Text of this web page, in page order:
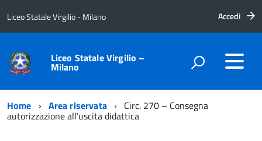
Liceo Statale Virgilio - Milano Accedi
Liceo Statale Virgilio –
Milano
Home Area riservata Circ. 270 – Consegna
autorizzazione all’uscita didattica